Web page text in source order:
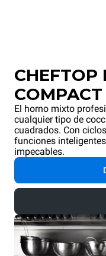
CHEFTOP
El horno mixto
cualquier tipo de
cuadrados. Con
funciones
impecables.